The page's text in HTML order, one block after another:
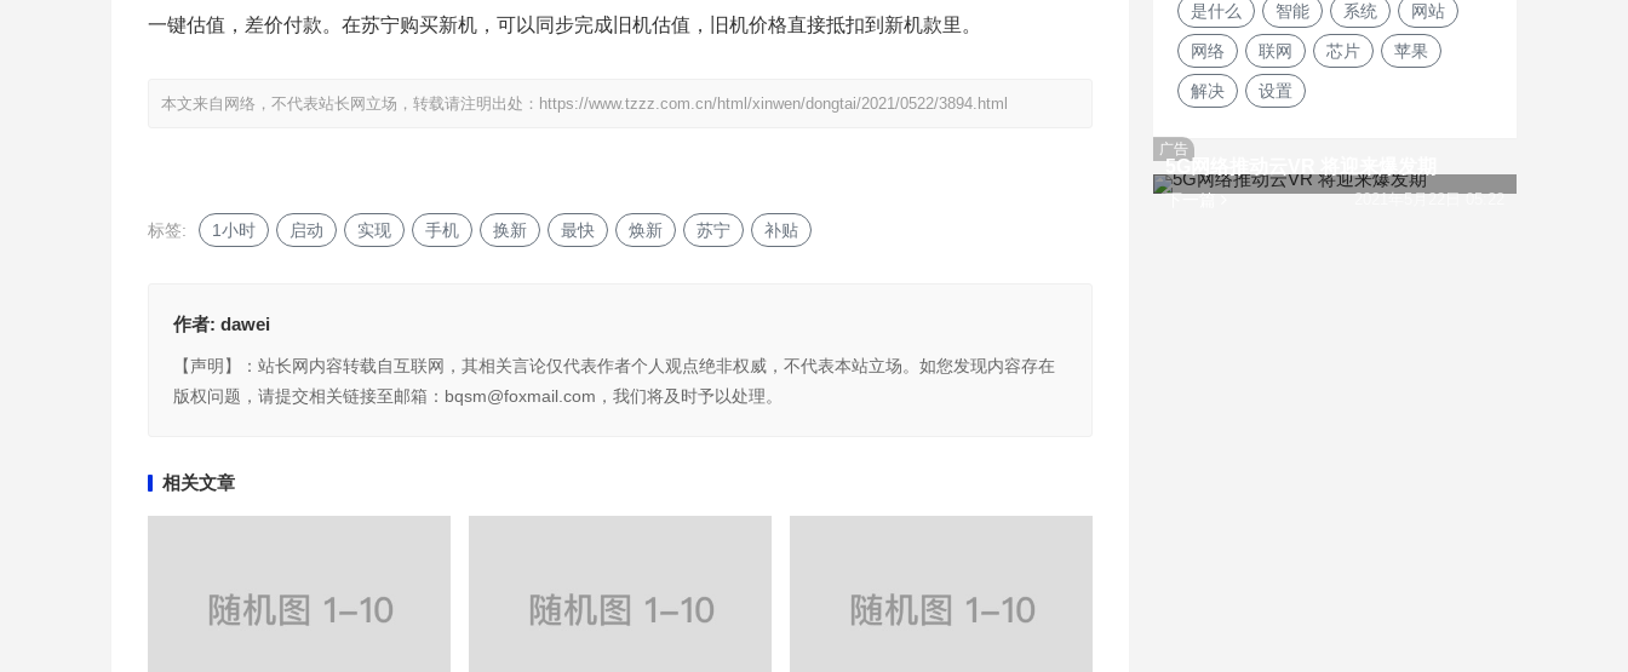
一键估值，差价付款。在苏宁购买新机，可以同步完成旧机估值，旧机价格直接抵扣到新机款里。
本文来自网络，不代表站长网立场，转载请注明出处： https://www.tzzz.com.cn/html/xinwen/dongtai/2021/0522/3894.html
标签: 1小时 启动 实现 手机 换新 最快 焕新 苏宁 补贴
作者: dawei
【声明】：站长网内容转载自互联网，其相关言论仅代表作者个人观点绝非权威，不代表本站立场。如您发现内容存在
版权问题，请提交相关链接至邮箱：bqsm@foxmail.com，我们将及时予以处理。
相关文章
是什么 智能 系统 网站
网络 联网 芯片 苹果
解决 设置
广告
下一篇
5G网络推动云VR 将迎来爆发期
2021年5月22日 05:22